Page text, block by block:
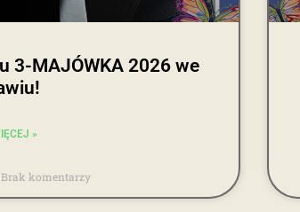
3-MAJÓWKA 2026 we
»
Brak komentarzy